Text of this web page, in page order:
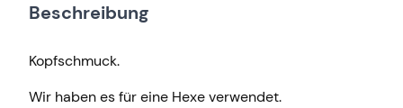
Beschreibung
Kopfschmuck.
Wir haben es für eine Hexe verwendet.